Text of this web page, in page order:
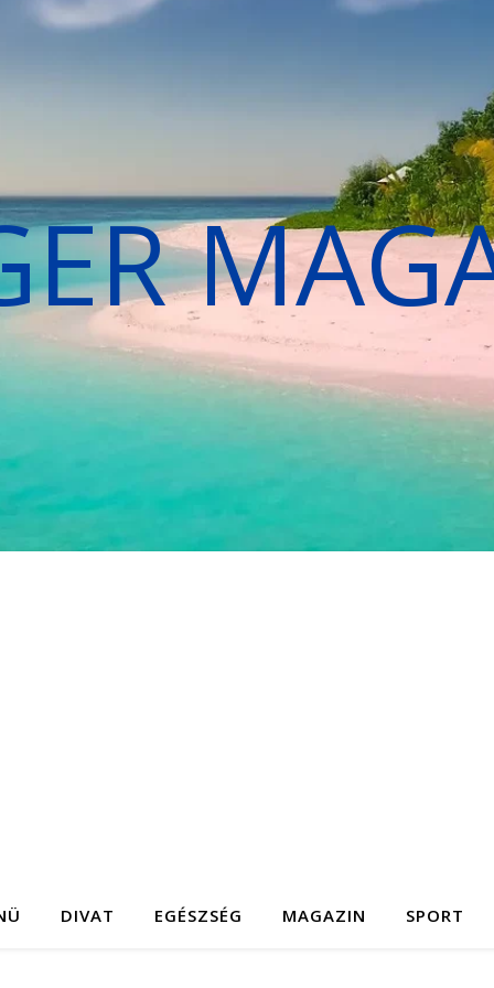
DIVAT EGÉSZSÉG MAGAZIN SPORT